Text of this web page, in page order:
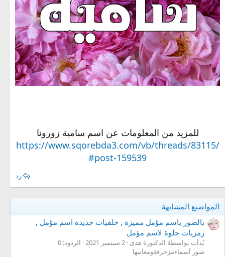
للمزيد من المعلومات عن اسم سامية زورونا
https://www.sqorebda3.com/vb/threads/83115/
#post-159539
رد
المواضيع المشابهة
بالصور باسم مؤمل مميزة , خلفيات جديدة اسم مؤمل ,
رمزيات حلوة لاسم مؤمل
بُدأت بواسطة الدكتورة هدى 2 سبتمبر 2021
الردود: 0
صور أسماءمزخرفةومعانيها